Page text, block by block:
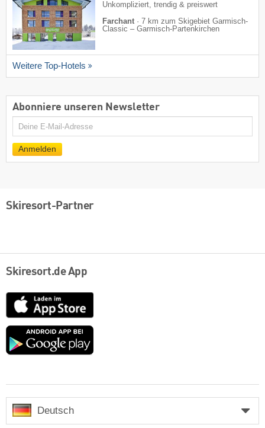
Unkompliziert, trendig & preiswert
Farchant · 7 km zum Skigebiet Garmisch-
Classic – Garmisch-Partenkirchen
Weitere Top-Hotels
Abonniere unseren Newsletter
E-
Anmelden
Skiresort-Partner
Skiresort.de App
App
Store
Google
Deutsch